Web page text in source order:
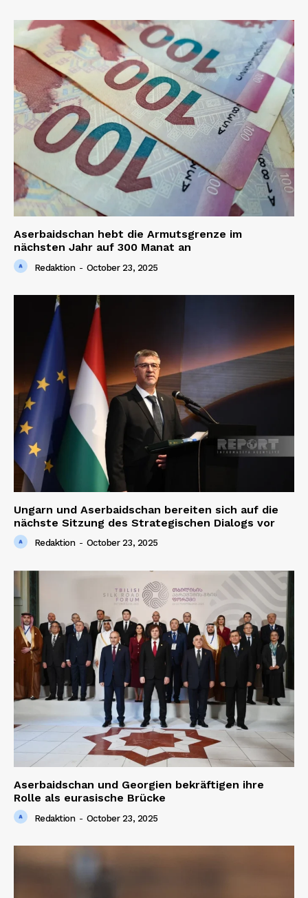
Aserbaidschan hebt die Armutsgrenze im
nächsten Jahr auf 300 Manat an
Redaktion - October 23, 2025
Ungarn und Aserbaidschan bereiten sich auf die
nächste Sitzung des Strategischen Dialogs vor
Redaktion - October 23, 2025
Aserbaidschan und Georgien bekräftigen ihre
Rolle als eurasische Brücke
Redaktion - October 23, 2025